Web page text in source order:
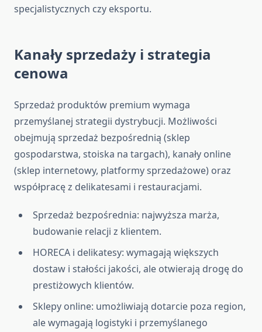
specjalistycznych czy eksportu.
Kanały sprzedaży i strategia
cenowa
Sprzedaż produktów premium wymaga
przemyślanej strategii dystrybucji. Możliwości
obejmują sprzedaż bezpośrednią (sklep
gospodarstwa, stoiska na targach), kanały online
(sklep internetowy, platformy sprzedażowe) oraz
współpracę z delikatesami i restauracjami.
Sprzedaż bezpośrednia: najwyższa marża,
budowanie relacji z klientem.
HORECA i delikatesy: wymagają większych
dostaw i stałości jakości, ale otwierają drogę do
prestiżowych klientów.
Sklepy online: umożliwiają dotarcie poza region,
ale wymagają logistyki i przemyślanego